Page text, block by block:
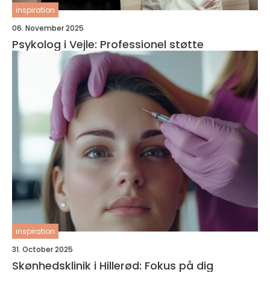
inspiration
06. November 2025
Psykolog i Vejle: Professionel støtte
inspiration
31. October 2025
Skønhedsklinik i Hillerød: Fokus på dig